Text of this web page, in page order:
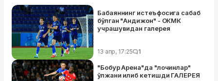
Бабаяннинг истеъфосига сабаб
бўлган "Андижон" - ОКМК
учрашувидан галерея
13 апр, 17:25 1
"Бобур Арена"да "лочинлар"
ўлжани илиб кетишди ГАЛЕРЕЯ